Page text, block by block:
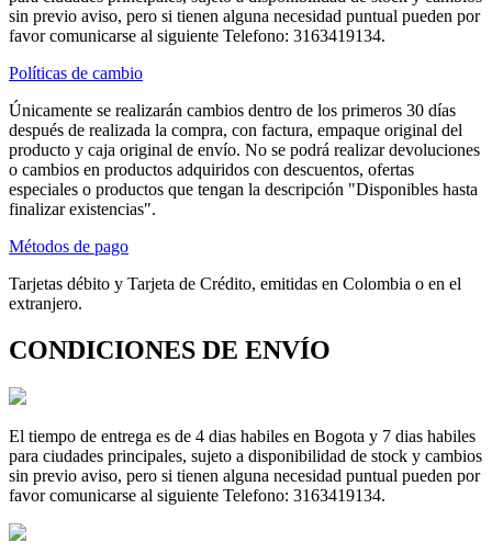
sin previo aviso, pero si tienen alguna necesidad puntual pueden por
favor comunicarse al siguiente Telefono: 3163419134.
Políticas de cambio
Únicamente se realizarán cambios dentro de los primeros 30 días
después de realizada la compra, con factura, empaque original del
producto y caja original de envío. No se podrá realizar devoluciones
o cambios en productos adquiridos con descuentos, ofertas
especiales o productos que tengan la descripción "Disponibles hasta
finalizar existencias".
Métodos de pago
Tarjetas débito y Tarjeta de Crédito, emitidas en Colombia o en el
extranjero.
CONDICIONES DE ENVÍO
El tiempo de entrega es de 4 dias habiles en Bogota y 7 dias habiles
para ciudades principales, sujeto a disponibilidad de stock y cambios
sin previo aviso, pero si tienen alguna necesidad puntual pueden por
favor comunicarse al siguiente Telefono: 3163419134.